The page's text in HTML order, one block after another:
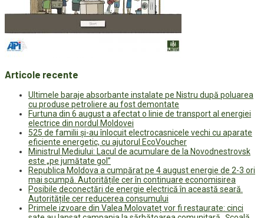
Articole recente
Ultimele baraje absorbante instalate pe Nistru după poluarea
cu produse petroliere au fost demontate
Furtuna din 6 august a afectat o linie de transport al energiei
electrice din nordul Moldovei
525 de familii și-au înlocuit electrocasnicele vechi cu aparate
eficiente energetic, cu ajutorul EcoVoucher
Ministrul Mediului: Lacul de acumulare de la Novodnestrovsk
este „pe jumătate gol”
Republica Moldova a cumpărat pe 4 august energie de 2-3 ori
mai scumpă. Autoritățile cer în continuare economisirea
Posibile deconectări de energie electrică în această seară.
Autoritățile cer reducerea consumului
Primele izvoare din Valea Molovateț vor fi restaurate: cinci